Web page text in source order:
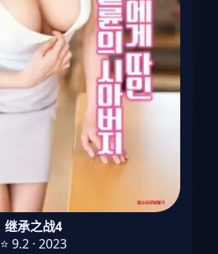
继承之战4
⭐ 9.2 · 2023